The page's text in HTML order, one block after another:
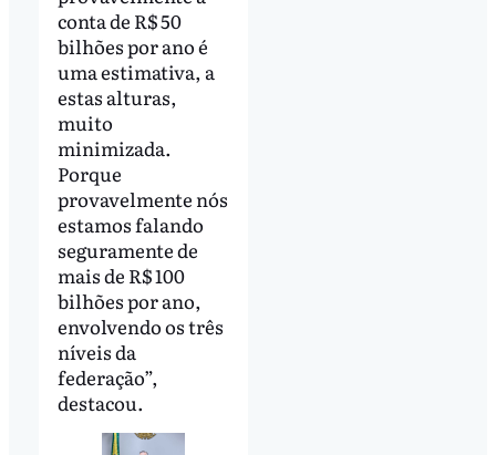
conta de R$ 50
bilhões por ano é
uma estimativa, a
estas alturas,
muito
minimizada.
Porque
provavelmente nós
estamos falando
seguramente de
mais de R$ 100
bilhões por ano,
envolvendo os três
níveis da
federação”,
destacou.